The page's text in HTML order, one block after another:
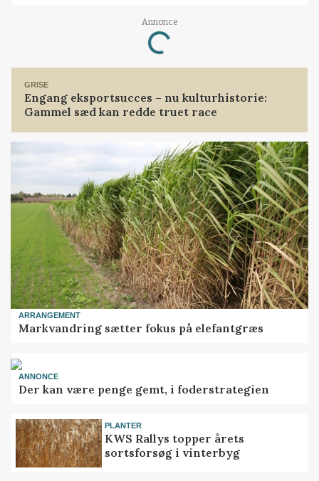
Annonce
Loading...
GRISE
Engang eksportsucces – nu kulturhistorie:
Gammel sæd kan redde truet race
ARRANGEMENT
Markvandring sætter fokus på elefantgræs
ANNONCE
Der kan være penge gemt, i foderstrategien
PLANTER
KWS Rallys topper årets
sortsforsøg i vinterbyg